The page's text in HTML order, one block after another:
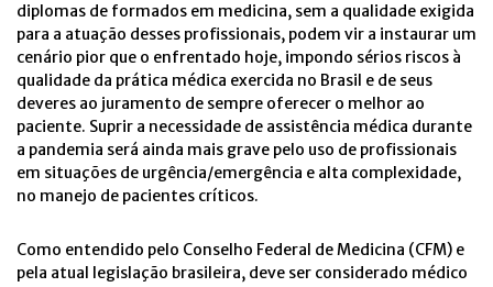
diplomas de formados em medicina, sem a qualidade exigida
para a atuação desses profissionais, podem vir a instaurar um
cenário pior que o enfrentado hoje, impondo sérios riscos à
qualidade da prática médica exercida no Brasil e de seus
deveres ao juramento de sempre oferecer o melhor ao
paciente. Suprir a necessidade de assistência médica durante
a pandemia será ainda mais grave pelo uso de profissionais
em situações de urgência/emergência e alta complexidade,
no manejo de pacientes críticos.
Como entendido pelo Conselho Federal de Medicina (CFM) e
pela atual legislação brasileira, deve ser considerado médico